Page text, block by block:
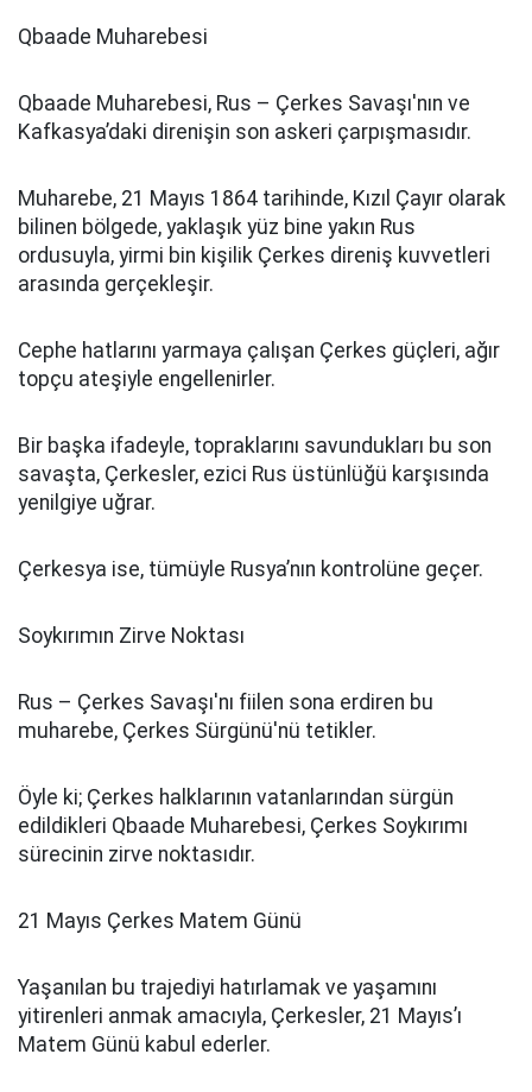
Qbaade Muharebesi
Qbaade Muharebesi, Rus – Çerkes Savaşı'nın ve
Kafkasya’daki direnişin son askeri çarpışmasıdır.
Muharebe, 21 Mayıs 1864 tarihinde, Kızıl Çayır olarak
bilinen bölgede, yaklaşık yüz bine yakın Rus
ordusuyla, yirmi bin kişilik Çerkes direniş kuvvetleri
arasında gerçekleşir.
Cephe hatlarını yarmaya çalışan Çerkes güçleri, ağır
topçu ateşiyle engellenirler.
Bir başka ifadeyle, topraklarını savundukları bu son
savaşta, Çerkesler, ezici Rus üstünlüğü karşısında
yenilgiye uğrar.
Çerkesya ise, tümüyle Rusya’nın kontrolüne geçer.
Soykırımın Zirve Noktası
Rus – Çerkes Savaşı'nı fiilen sona erdiren bu
muharebe, Çerkes Sürgünü'nü tetikler.
Öyle ki; Çerkes halklarının vatanlarından sürgün
edildikleri Qbaade Muharebesi, Çerkes Soykırımı
sürecinin zirve noktasıdır.
21 Mayıs Çerkes Matem Günü
Yaşanılan bu trajediyi hatırlamak ve yaşamını
yitirenleri anmak amacıyla, Çerkesler, 21 Mayıs’ı
Matem Günü kabul ederler.